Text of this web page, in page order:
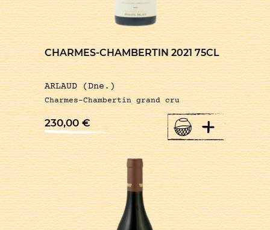
CHARMES-CHAMBERTIN 2021 75CL
ARLAUD (Dne.)
Charmes-Chambertin grand cru
230,00€ +